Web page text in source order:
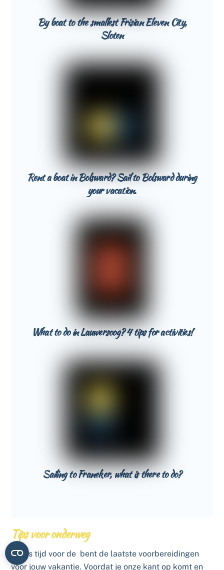
By boat to the smallest Frisian Eleven City,
Sloten
Rent a boat in Bolsward? Sail to Bolsward during
your vacation.
What to do in Lauwersoog? 4 tips for activities!
Sailing to Franeker, what is there to do?
Tips voor onderweg
Het is tijd voor de bent de laatste voorbereidingen
voor jouw vakantie. Voordat je onze kant op komt en